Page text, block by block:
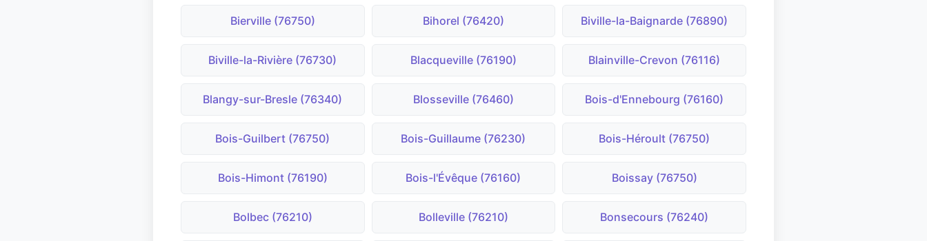
Bierville (76750) Bihorel (76420) Biville-la-Baignarde (76890)
Biville-la-Rivière (76730) Blacqueville (76190) Blainville-Crevon (76116)
Blangy-sur-Bresle (76340) Blosseville (76460) Bois-d'Ennebourg (76160)
Bois-Guilbert (76750) Bois-Guillaume (76230) Bois-Héroult (76750)
Bois-Himont (76190) Bois-l'Évêque (76160) Boissay (76750)
Bolbec (76210) Bolleville (76210) Bonsecours (76240)